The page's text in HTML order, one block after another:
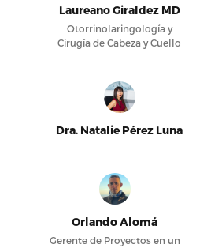
Laureano Giraldez MD
Otorrinolaringología y
Cirugía de Cabeza y Cuello
Dra. Natalie Pérez Luna
Orlando Alomá
Gerente de Proyectos en un